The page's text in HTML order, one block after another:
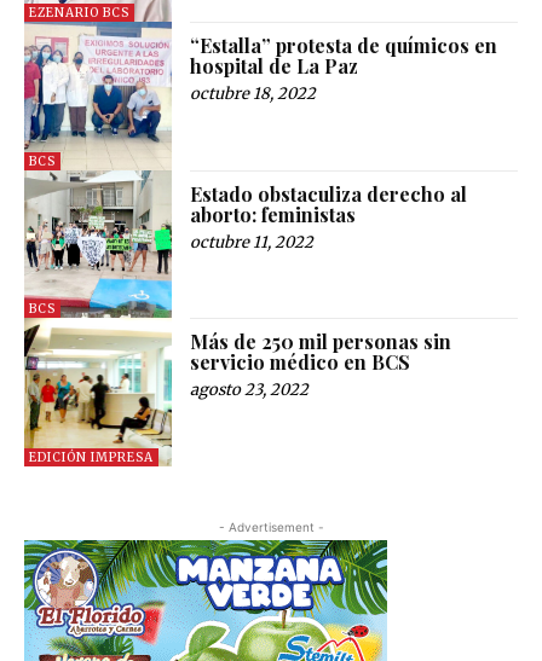
EZENARIO BCS
BCS
“Estalla” protesta de químicos en
hospital de La Paz
octubre 18, 2022
BCS
Estado obstaculiza derecho al
aborto: feministas
octubre 11, 2022
EDICIÓN IMPRESA
Más de 250 mil personas sin
servicio médico en BCS
agosto 23, 2022
- Advertisement -